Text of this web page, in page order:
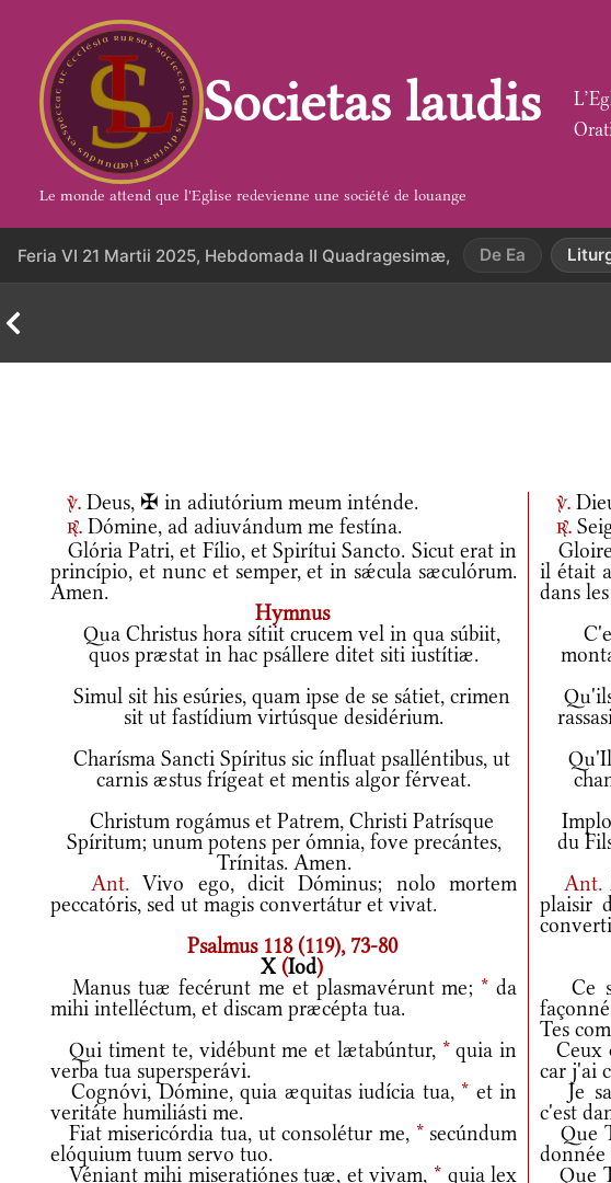
contenu
Societas laudis
Le monde attend que l'Eglise redevienne une société de louange
Feria VI 21 Martii 2025, Hebdomada II Quadragesimæ, De Ea
v. Deus, ✠ in adiutórium meum inténde. v.
r. Dómine, ad adiuvándum me festína. r.
Glória Patri, et Fílio, et Spirítui Sancto. Sicut erat in
princípio, et nunc et semper, et in sǽcula sæculórum.
Amen.
Gloire
il était
dans
Hymnus
Qua Christus hora sítiit crucem vel in qua súbiit,
quos præstat in hac psállere ditet siti iustítiæ.
Simul sit his esúries, quam ipse de se sátiet, crimen
sit ut fastídium virtúsque desidérium.
Charísma Sancti Spíritus sic ínfluat psalléntibus, ut
carnis æstus frígeat et mentis algor férveat.
Qu'Il
Christum rogámus et Patrem, Christi Patrísque
Spíritum; unum potens per ómnia, fove precántes,
Trínitas. Amen.
du
Ant.Vivo ego, dicit Dóminus; nolo mortem
peccatóris, sed ut magis convertátur et vivat.
Ant.
plaisir
Psalmus 118 (119), 73-80
X(Iod)
Manus tuæ fecérunt me et plasmavérunt me; * da
mihi intelléctum, et discam præcépta tua.
Ce
Tes
Qui timent te, vidébunt me et lætabúntur, *quia in
verba tua supersperávi.
Ceux
car j'ai
Cognóvi, Dómine, quia æquitas iudícia tua, * et in
veritáte humiliásti me.
Je
c'est
Fiat misericórdia tua, ut consolétur me, *secúndum
elóquium tuum servo tuo.
Que
donnée
Véniant mihi miseratiónes tuæ, et vivam, * quia lex
Que